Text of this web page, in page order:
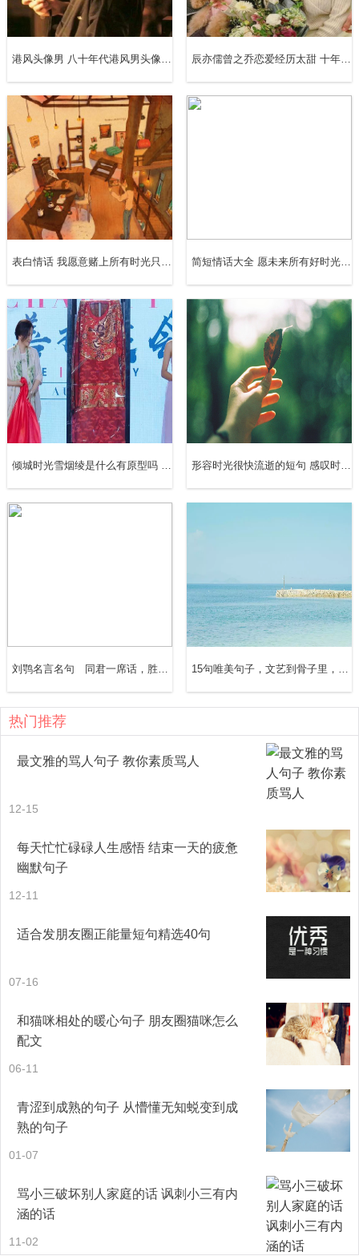
9、十年修得同船渡，百年修得共枕眠。于茫茫人海中找到
缘吧。
10、十年前我们相识。十年了我们还和当年一样爱的对方。
十年后我们会更爱对方。直到白发。爱其实不需要说太多。
点点滴滴都在生活中。
11、十年一觉扬州梦，赢得青楼薄幸。
13、十年和十个小时，并没有区别。十年生死两茫茫，不思
量，自难忘。对于三十岁以后的人来说，十年八年不过是指
缝间的事，而对于年轻人而言，三年五年就可以是一生一
世。
14、十年磨一剑，霜刃未曾试。
18、柱天动业须君了，借我茅斋看十年。
19、十年常远道，不忍别离声。
1.白瓷流光篆青花，遥忘经年思无邪
2.不多不少，刚巧知道；不深不浅，恰是新知。
3.待我思念成海，必将水淹长白。
4.黑白交错十年承载一个诺枯骨未泯十年换一双别离
5.轮回很短，只有十年。
6.诗三百，一言以蔽之，思无邪;曲千奏，一朝以闻之，念起
7.十年，张起灵忘了自己。十年，小三爷丢了天真。十年，
解语臣焚了戏装。十年，齐黑瞎弃了阳光。原来，时间真的
8.十年的约定，待重塑身躯。灵魂湮灭，归墟。
9.十年冷血，十年阴暗，却因你一面朱颜，见了阳光。
10.十年琴瑟，十年和鸣，却因你一袭凤衣，忘了曲谱。
11.十年宣纸，十年丹青，却因你一次回眸，封了笔墨。
表白情话 我愿意赌上所有时光只爱你一人 简短情话大全 愿未来所有好时光都有你相伴
倾城时光雪烟绫是什么有原型吗 雪烟绫降温是真的吗 形容时光很快流逝的短句 感叹时光飞逝的唯美句子
刘鹗名言名句 同君一席话，胜读十年书 15句唯美句子，文艺到骨子里，温柔了时光
热门推荐
最文雅的骂人句子 教你素质骂人
12-15
每天忙忙碌碌人生感悟 结束一天的疲惫
幽默句子
12-11
适合发朋友圈正能量短句精选40句
07-16
和猫咪相处的暖心句子 朋友圈猫咪怎么
配文
06-11
青涩到成熟的句子 从懵懂无知蜕变到成
熟的句子
01-07
骂小三破坏别人家庭的话 讽刺小三有内
涵的话
11-02